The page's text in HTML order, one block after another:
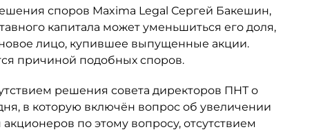
споров Maxima Legal Сергей Бакешин,
капитала может уменьшиться его доля,
лицо, купившее выпущенные акции.
причиной подобных споров.
решения совета директоров ПНТ о
в которую включён вопрос об увеличении
по этому вопросу, отсутствием